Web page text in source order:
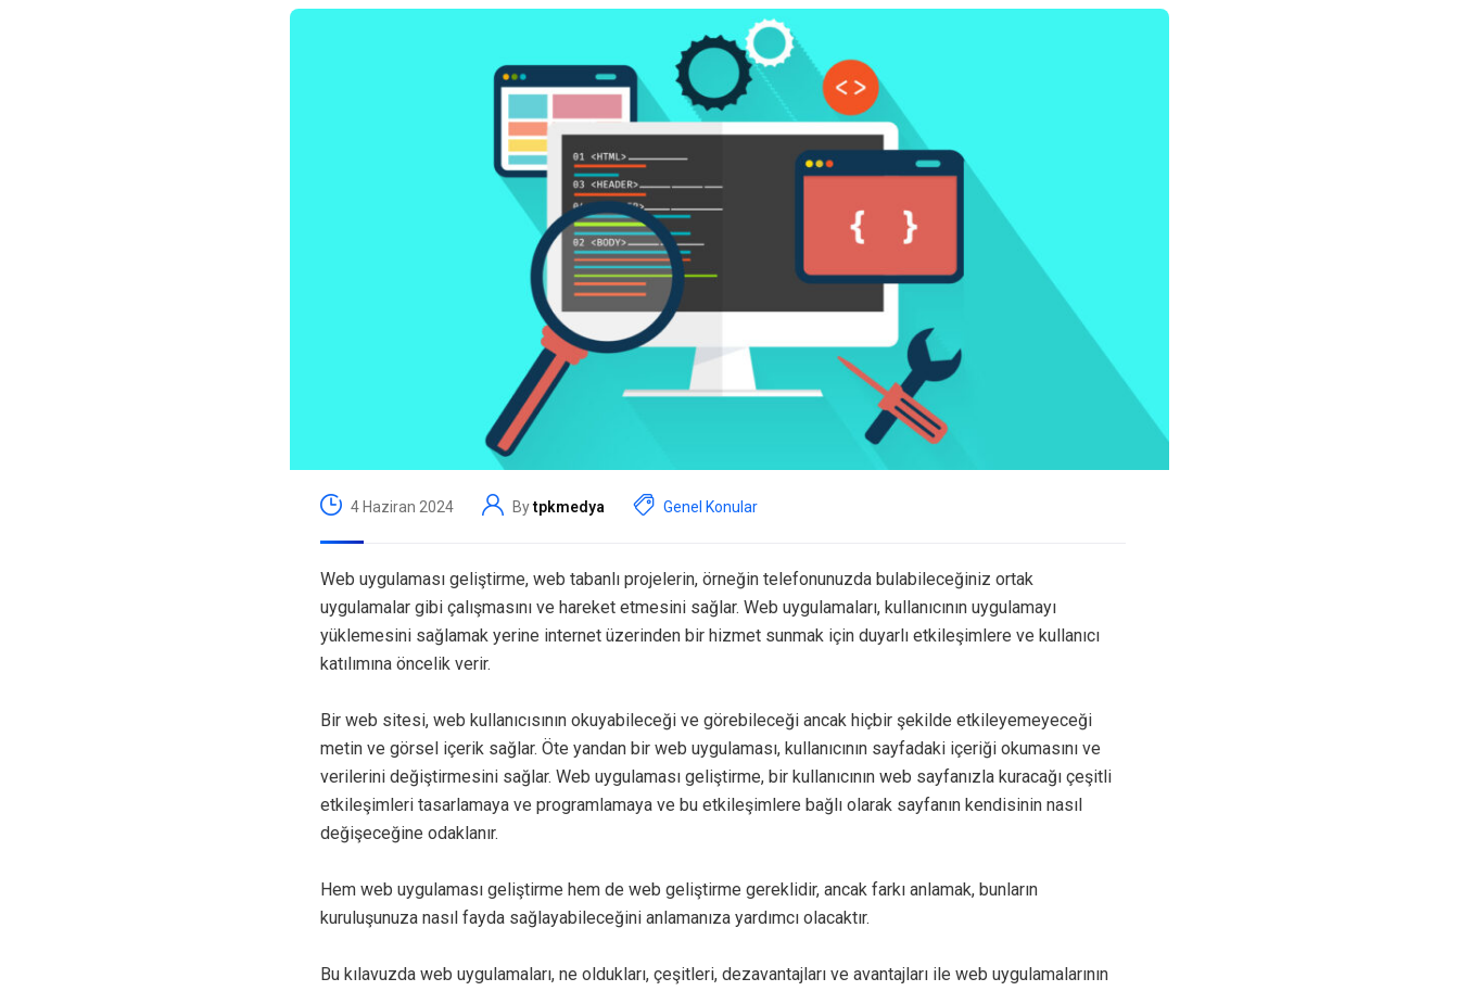
4 Haziran 2024 Bytpkmedya Genel Konular
Web uygulaması geliştirme, web tabanlı projelerin, örneğin telefonunuzda bulabileceğiniz ortak
uygulamalar gibi çalışmasını ve hareket etmesini sağlar. Web uygulamaları, kullanıcının uygulamayı
yüklemesini sağlamak yerine internet üzerinden bir hizmet sunmak için duyarlı etkileşimlere ve kullanıcı
katılımına öncelik verir.
Bir web sitesi, web kullanıcısının okuyabileceği ve görebileceği ancak hiçbir şekilde etkileyemeyeceği
metin ve görsel içerik sağlar. Öte yandan bir web uygulaması, kullanıcının sayfadaki içeriği okumasını ve
verilerini değiştirmesini sağlar. Web uygulaması geliştirme, bir kullanıcının web sayfanızla kuracağı çeşitli
etkileşimleri tasarlamaya ve programlamaya ve bu etkileşimlere bağlı olarak sayfanın kendisinin nasıl
değişeceğine odaklanır.
Hem web uygulaması geliştirme hem de web geliştirme gereklidir, ancak farkı anlamak, bunların
kuruluşunuza nasıl fayda sağlayabileceğini anlamanıza yardımcı olacaktır.
Bu kılavuzda web uygulamaları, ne oldukları, çeşitleri, dezavantajları ve avantajları ile web uygulamalarının